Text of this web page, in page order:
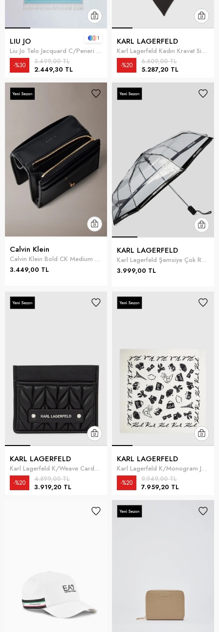
LIU JO
Liu Jo Telo Jacquard C/Peneri Kadın Havlu Çok Renkli
2.449,30 TL
3.499,00 TL
%30
1 KARL LAGERFELD
Karl Lagerfeld Kadın Kravat Siyah
5.287,20 TL
6.609,00 TL
%20
Calvin Klein
Calvin Klein Bold CK Medium Bifold Kadın Cüzdan Siyah
3.449,00 TL
KARL LAGERFELD
Karl Lagerfeld Şemsiye Çok Renkli
3.999,00 TL
KARL LAGERFELD
Karl Lagerfeld K/Weave Cardholder Kadın Kartlık Siyah
3.919,20 TL
4.899,00 TL
%20
KARL LAGERFELD
Karl Lagerfeld K/Monogram Jkrd Kadın Atkı Siyah
7.959,20 TL
9.949,00 TL
%20